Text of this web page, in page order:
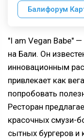
Балифорум
"I am Vegan Babe"
на Бали. Он
инновационным
привлекает как
попробовать
Ресторан
красочных смузи-
сытных бургеров и